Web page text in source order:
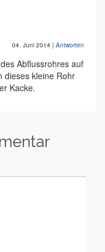
04. Juni 2014 | Antworten
Abflussrohres auf
dieses kleine Rohr
Kacke.